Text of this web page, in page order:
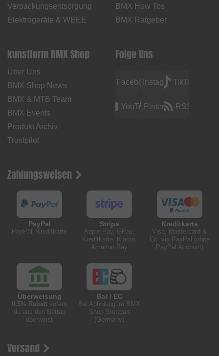
Verpackungsentsorgung
Elektrogeräte & WEEE
BMX How Tos
BMX Ratgeber
kunstform BMX Shop
Über Uns
BMX Shop News
BMX & MTB Team
BMX Events
Produkt Archiv
Trustpilot
Folge Uns
FacebookInstagramTikTok
YouTubePinterest RSS
Zahlungsweisen
PayPal
PayPal, Kreditkarte
Stripe
Apple Pay, GPay,
Kreditkarte, Klarna,
Amazon Pay
Kreditkarte
Visa, Mastercard &
Co. via PayPal (ohne
PayPal Account)
Überweisung
0,5% Rabatt sofern
du uns den Betrag
überweist
Bar / EC
Bei Abholung im BMX
Shop Stuttgart
(Germany)
Versand